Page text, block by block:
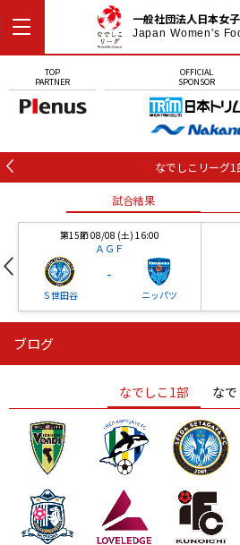
一般社団法人日本女
Japan Women's
TOP
PARTNER
OFFICIAL
SPONSOR
なでしこリーグ1
試合結果
第15節 08/08 (土) 16:00
ＡＧＦ
Ｓ世田谷
-
ニッパツ
ニッパツ
ニッパツ 名古屋
ブログ
なでしこ1部 な